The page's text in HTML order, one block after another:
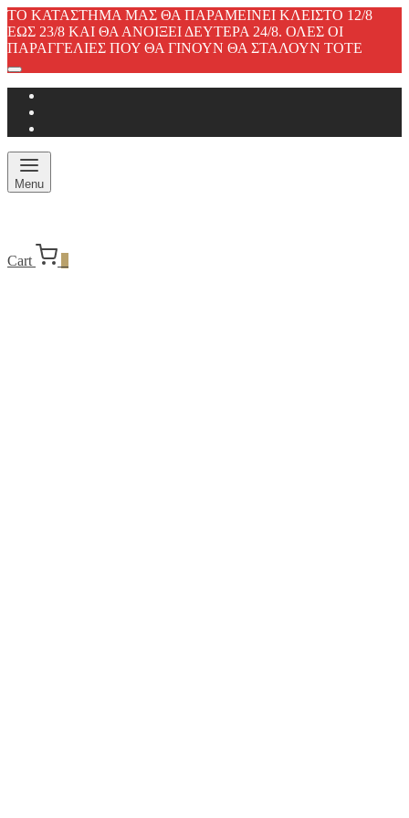
ΤΟ ΚΑΤΑΣΤΗΜΑ ΜΑΣ ΘΑ ΠΑΡΑΜΕΙΝΕΙ ΚΛΕΙΣΤΟ 12/8
ΕΩΣ 23/8 ΚΑΙ ΘΑ ΑΝΟΙΞΕΙ ΔΕΥΤΕΡΑ 24/8. ΟΛΕΣ ΟΙ
ΠΑΡΑΓΓΕΛΙΕΣ ΠΟΥ ΘΑ ΓΙΝΟΥΝ ΘΑ ΣΤΑΛΟΥΝ ΤΟΤΕ
Menu
Cart